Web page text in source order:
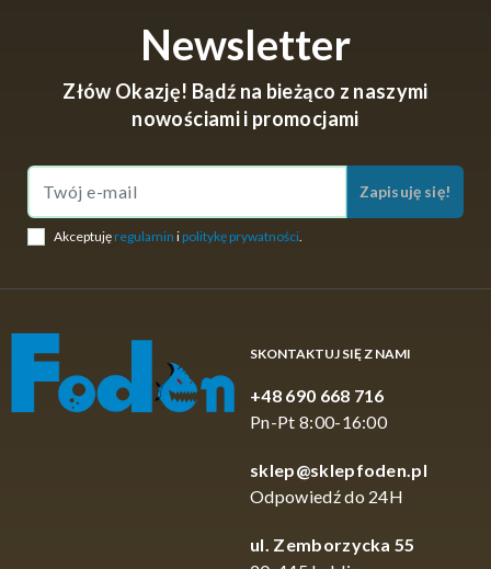
Newsletter
Złów Okazję! Bądź na bieżąco z naszymi
nowościami i promocjami
Zapisuję się!
Akceptuję regulamin i politykę prywatności
SKONTAKTUJ SIĘ Z NAMI
+48 690 668 716
Pn-Pt 8:00-16:00
sklep@sklepfoden.pl
Odpowiedź do 24H
ul. Zemborzycka 55